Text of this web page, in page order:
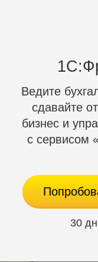
Ведите
сдавайте
бизнес и
с сервисом
30